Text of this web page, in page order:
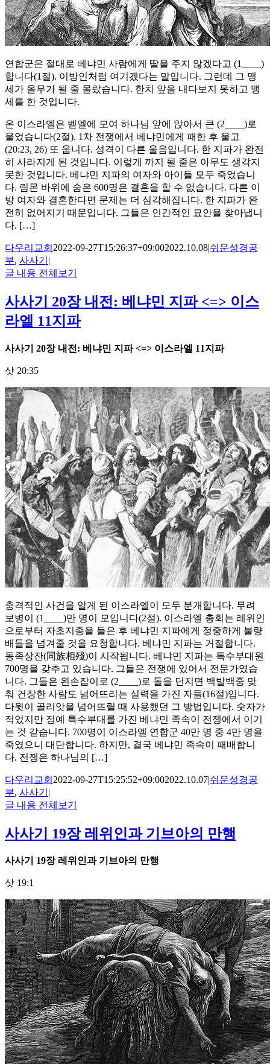
연합군은 절대로 베냐민 사람에게 딸을 주지 않겠다고 (1____)
합니다(1절). 이방인처럼 여기겠다는 말입니다. 그런데 그 맹
세가 올무가 될 줄 몰랐습니다. 한치 앞을 내다보지 못하고 맹
세를 한 것입니다.
온 이스라엘은 벧엘에 모여 하나님 앞에 앉아서 큰 (2____)로
울었습니다(2절). 1차 전쟁에서 베냐민에게 패한 후 울고
(20:23, 26) 또 웁니다. 성격이 다른 울음입니다. 한 지파가 완전
히 사라지게 된 것입니다. 이렇게 까지 될 줄은 아무도 생각지
못한 것입니다. 베냐민 지파의 여자와 아이들 모두 죽었습니
다. 림몬 바위에 숨은 600명은 결혼을 할 수 없습니다. 다른 이
방 여자와 결혼한다면 문제는 더 심각해집니다. 한 지파가 완
전히 없어지기 때문입니다. 그들은 인간적인 묘안을 찾아냅니
다. […]
다우리교회 2022-09-27T15:26:37+09:002022.10.08|쉬운성경공
부, 사사기 |
글 내용 전체보기
사사기 20장 내전: 베냐민 지파 <=> 이스
라엘 11지파
사사기 20장 내전 : 베냐민 지파<=> 이스라엘 11지파
삿 20:35
충격적인 사건을 알게 된 이스라엘이 모두 분개합니다. 무려
보병이 (1____)만 명이 모입니다(2절). 이스라엘 총회는 레위인
으로부터 자초지종을 들은 후 베냐민 지파에게 정중하게 불량
배들을 넘겨줄 것을 요청합니다. 베냐민 지파는 거절합니다.
동족상잔(同族相殘)이 시작됩니다. 베냐민 지파는 특수부대원
700명을 갖추고 있습니다. 그들은 전쟁에 있어서 전문가였습
니다. 그들은 왼손잡이로 (2____)로 돌을 던지면 백발백중 맞
춰 건장한 사람도 넘어뜨리는 실력을 가진 자들(16절)입니다.
다윗이 골리앗을 넘어뜨릴 때 사용했던 그 방법입니다. 숫자가
적었지만 정예 특수부대를 가진 베냐민 족속이 전쟁에서 이기
는 것 같습니다. 700명이 이스라엘 연합군 40만 명 중 4만 명을
죽였으니 대단합니다. 하지만, 결국 베냐민 족속이 패배합니
다. 전쟁은 하나님의 […]
다우리교회 2022-09-27T15:25:52+09:002022.10.07|쉬운성경공
부, 사사기 |
글 내용 전체보기
사사기 19장 레위인과 기브아의 만행
사사기 19장 레위인과 기브아의 만행
삿 19:1